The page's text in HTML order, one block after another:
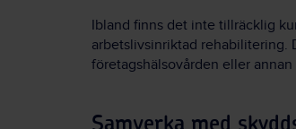
Ibland finns det inte tillräcklig
arbetslivsinriktad rehabilitering.
företagshälsovården eller annan